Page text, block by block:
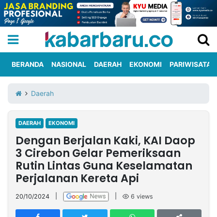
Iklan
Berita
Kami
Nasional
International
Olahraga
Entertainment
Daerah
Pariwisata
Kuliner
Kolom
Network
PT
TREETAN
BERANDA NASIONAL DAERAH EKONOMI PARIWISATA
Daerah
DAERAH EKONOMI
Dengan Berjalan Kaki, KAI Daop
3 Cirebon Gelar Pemeriksaan
Rutin Lintas Guna Keselamatan
Perjalanan Kereta Api
20/10/2024 6 views